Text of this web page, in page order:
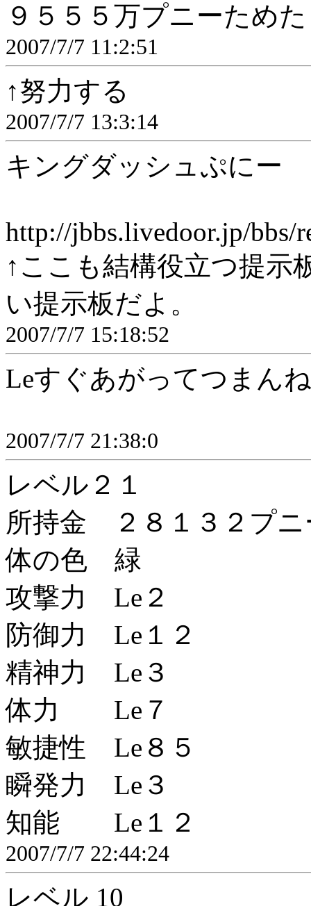
９５５５万プニーためた
2007/7/7 11:2:51
↑努力する
2007/7/7 13:3:14
キングダッシュぷにー
http://jbbs.livedoor.jp/bbs/
↑ここも結構役立つ提示
い提示板だよ。
2007/7/7 15:18:52
Leすぐあがってつまん
2007/7/7 21:38:0
レベル２１
所持金 ２８１３２プニ
体の色 緑
攻撃力 Le２
防御力 Le１２
精神力 Le３
体力 Le７
敏捷性 Le８５
瞬発力 Le３
知能 Le１２
2007/7/7 22:44:24
レベル 10